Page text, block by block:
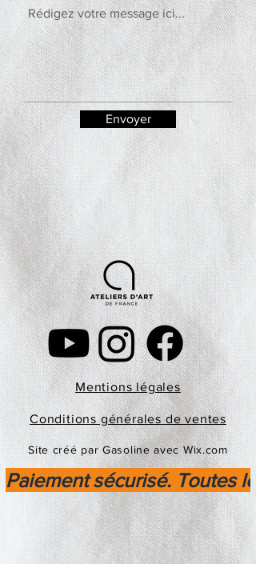
Envoyer
Mentions légales
Conditions générales de ventes
Site créé par Gasoline avec Wix.com
Paiement sécurisé. Toutes